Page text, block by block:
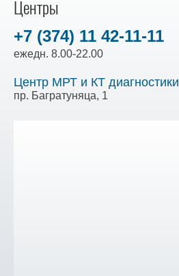
Центры
+7 (374) 11 42-11-11
ежедн. 8.00-22.00
Центр МРТ и КТ диагностики
пр. Багратуняца, 1